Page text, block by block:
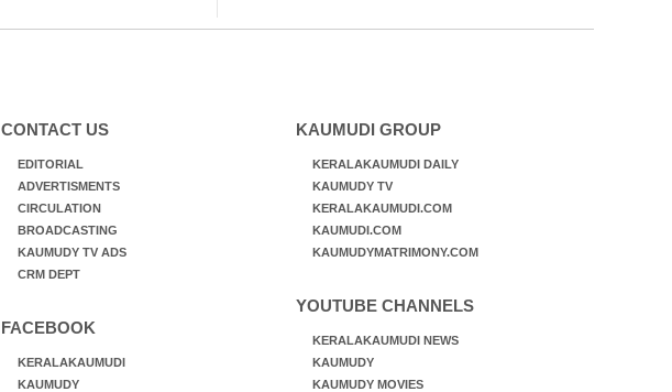
CONTACT US
EDITORIAL
ADVERTISMENTS
CIRCULATION
BROADCASTING
KAUMUDY TV ADS
CRM DEPT
FACEBOOK
KERALAKAUMUDI
KAUMUDY
KAUMUDI GROUP
KERALAKAUMUDI DAILY
KAUMUDY TV
KERALAKAUMUDI.COM
KAUMUDI.COM
KAUMUDYMATRIMONY.COM
YOUTUBE CHANNELS
KERALAKAUMUDI NEWS
KAUMUDY
KAUMUDY MOVIES